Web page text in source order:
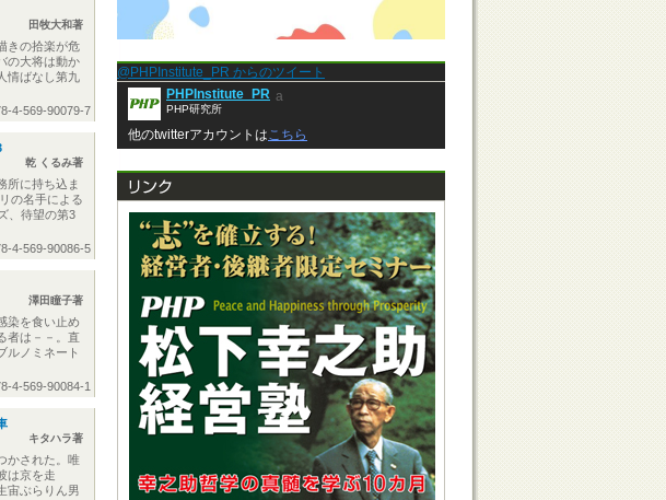
田牧大和著
きの拾楽が危
の大将は動か
情ばなし第九
4-569-90079-7
乾 くるみ著
所に持ち込ま
の名手による
、待望の第3
4-569-90086-5
澤田瞳子著
染を食い止め
者は－－。直
ルノミネート
4-569-90084-1
キタハラ著
かされた。唯
は京を走
宙ぶらりん男
@PHPInstitute_PR からのツイート
PHPInstitute_PR
PHP研究所
a
他のtwitterアカウントはこちら